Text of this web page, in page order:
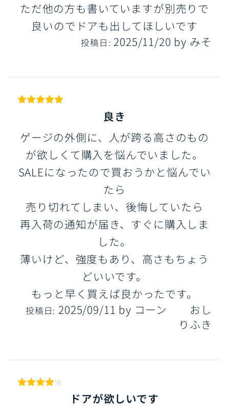
ただ他の方も書いていますが別売りで
良いのでドアも出してほしいです
投稿日: 2025/11/20 by みそ
良き
ゲージの外側に、人が跨る高さのもの
が欲しくて購入を悩んでいました。
SALEになったので買おうかと悩んでい
たら
売り切れてしまい、後悔していたら
再入荷の通知が届き、すぐに購入しま
した。
薄いけど、強度もあり、高さもちょう
どいいです。
もっと早く買えば良かったです。
投稿日: 2025/09/11 by コーン おし
りふき
ドアが欲しいです